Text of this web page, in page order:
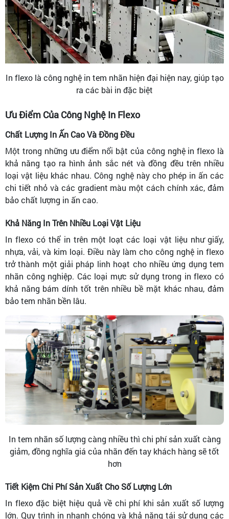
In flexo là công nghệ in tem nhãn hiện đại hiện nay, giúp tạo
ra các bài in đặc biệt
Ưu Điểm Của Công Nghệ In Flexo
Chất Lượng In Ấn Cao Và Đồng Đều
Một trong những ưu điểm nổi bật của công nghệ in flexo là
khả năng tạo ra hình ảnh sắc nét và đồng đều trên nhiều
loại vật liệu khác nhau. Công nghệ này cho phép in ấn các
chi tiết nhỏ và các gradient màu một cách chính xác, đảm
bảo chất lượng in ấn cao.
Khả Năng In Trên Nhiều Loại Vật Liệu
In flexo có thể in trên một loạt các loại vật liệu như giấy,
nhựa, vải, và kim loại. Điều này làm cho công nghệ in flexo
trở thành một giải pháp linh hoạt cho nhiều ứng dụng tem
nhãn công nghiệp. Các loại mực sử dụng trong in flexo có
khả năng bám dính tốt trên nhiều bề mặt khác nhau, đảm
bảo tem nhãn bền lâu.
In tem nhãn số lượng càng nhiều thì chi phí sản xuất càng
giảm, đồng nghĩa giá của nhãn đến tay khách hàng sẽ tốt
hơn
Tiết Kiệm Chi Phí Sản Xuất Cho Số Lượng Lớn
In flexo đặc biệt hiệu quả về chi phí khi sản xuất số lượng
lớn. Quy trình in nhanh chóng và khả năng tái sử dụng các